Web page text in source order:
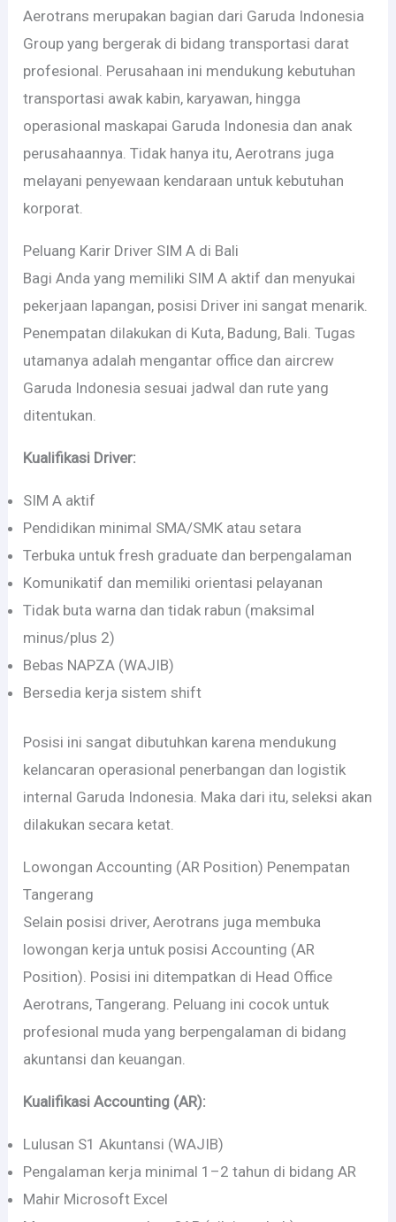
Aerotrans merupakan bagian dari Garuda Indonesia
Group yang bergerak di bidang transportasi darat
profesional. Perusahaan ini mendukung kebutuhan
transportasi awak kabin, karyawan, hingga
operasional maskapai Garuda Indonesia dan anak
perusahaannya. Tidak hanya itu, Aerotrans juga
melayani penyewaan kendaraan untuk kebutuhan
korporat.
Peluang Karir Driver SIM A di Bali
Bagi Anda yang memiliki SIM A aktif dan menyukai
pekerjaan lapangan, posisi Driver ini sangat menarik.
Penempatan dilakukan di Kuta, Badung, Bali. Tugas
utamanya adalah mengantar office dan aircrew
Garuda Indonesia sesuai jadwal dan rute yang
ditentukan.
Kualifikasi Driver:
SIM A aktif
Pendidikan minimal SMA/SMK atau setara
Terbuka untuk fresh graduate dan berpengalaman
Komunikatif dan memiliki orientasi pelayanan
Tidak buta warna dan tidak rabun (maksimal
minus/plus 2)
Bebas NAPZA (WAJIB)
Bersedia kerja sistem shift
Posisi ini sangat dibutuhkan karena mendukung
kelancaran operasional penerbangan dan logistik
internal Garuda Indonesia. Maka dari itu, seleksi akan
dilakukan secara ketat.
Lowongan Accounting (AR Position) Penempatan
Tangerang
Selain posisi driver, Aerotrans juga membuka
lowongan kerja untuk posisi Accounting (AR
Position). Posisi ini ditempatkan di Head Office
Aerotrans, Tangerang. Peluang ini cocok untuk
profesional muda yang berpengalaman di bidang
akuntansi dan keuangan.
Kualifikasi Accounting (AR):
Lulusan S1 Akuntansi (WAJIB)
Pengalaman kerja minimal 1–2 tahun di bidang AR
Mahir Microsoft Excel